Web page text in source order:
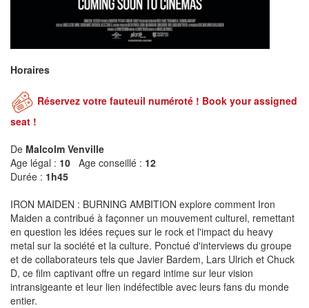
Horaires
Réservez votre fauteuil numéroté ! Book your assigned
seat !
De Malcolm Venville
Age légal : 10 Age conseillé : 12
Durée : 1h45
IRON MAIDEN : BURNING AMBITION explore comment Iron
Maiden a contribué à façonner un mouvement culturel, remettant
en question les idées reçues sur le rock et l'impact du heavy
metal sur la société et la culture. Ponctué d'interviews du groupe
et de collaborateurs tels que Javier Bardem, Lars Ulrich et Chuck
D, ce film captivant offre un regard intime sur leur vision
intransigeante et leur lien indéfectible avec leurs fans du monde
entier.